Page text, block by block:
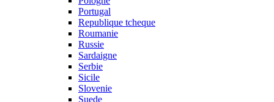
Portugal
Republique tcheque
Roumanie
Russie
Sardaigne
Serbie
Sicile
Slovenie
Suede